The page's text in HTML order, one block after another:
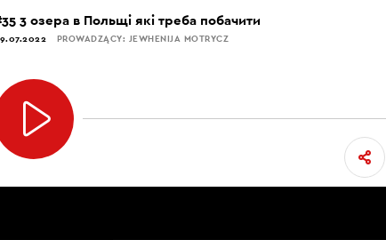
3 озера в Польщі які треба побачити
PROWADZĄCY: JEWHENIJA MOTRYCZ